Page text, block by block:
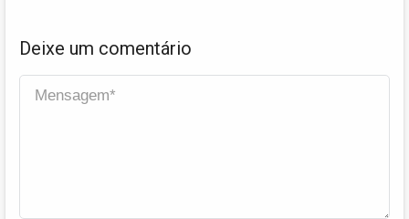
Deixe um comentário